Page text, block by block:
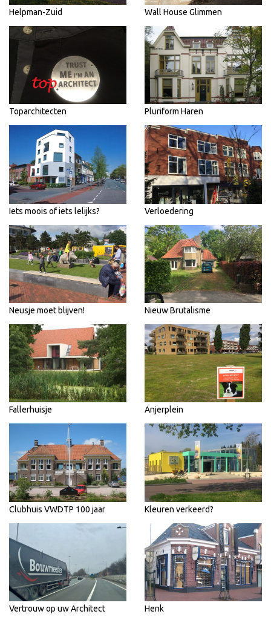
Helpman-Zuid Wall House Glimmen
Toparchitecten Pluriform Haren
Iets moois of iets lelijks? Verloedering
Neusje moet blijven! Nieuw Brutalisme
Fallerhuisje Anjerplein
Clubhuis VWDTP 100 jaar Kleuren verkeerd?
Vertrouw op uw Architect Henk